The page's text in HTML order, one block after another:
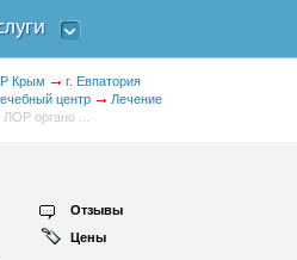
Крым
г. Евпатория
центр
Лечение
органо ...
Отзывы
Цены